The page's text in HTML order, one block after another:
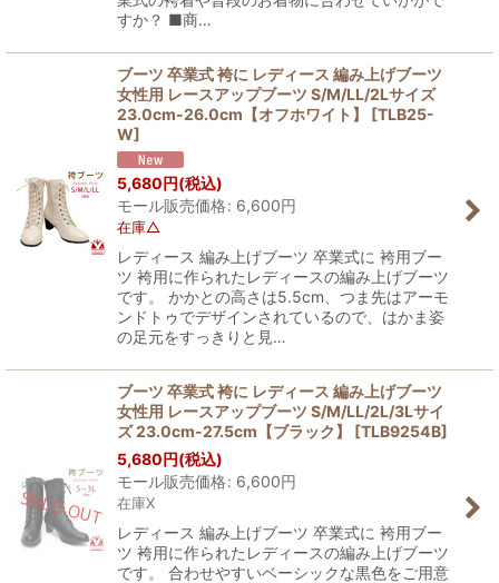
すか？ ■商…
ブーツ 卒業式 袴に レディース 編み上げブーツ
女性用 レースアップブーツ S/M/LL/2Lサイズ
23.0cm-26.0cm【オフホワイト】
[TLB25-
W]
5,680円(税込)
モール販売価格: 6,600円
在庫△
レディース 編み上げブーツ 卒業式に 袴用ブー
ツ 袴用に作られたレディースの編み上げブーツ
です。 かかとの高さは5.5cm、つま先はアーモ
ンドトゥでデザインされているので、はかま姿
の足元をすっきりと見…
ブーツ 卒業式 袴に レディース 編み上げブーツ
女性用 レースアップブーツ S/M/LL/2L/3Lサイ
ズ 23.0cm-27.5cm【ブラック】
[TLB9254B]
5,680円(税込)
モール販売価格: 6,600円
在庫X
レディース 編み上げブーツ 卒業式に 袴用ブー
ツ 袴用に作られたレディースの編み上げブーツ
です。 合わせやすいベーシックな黒色をご用意